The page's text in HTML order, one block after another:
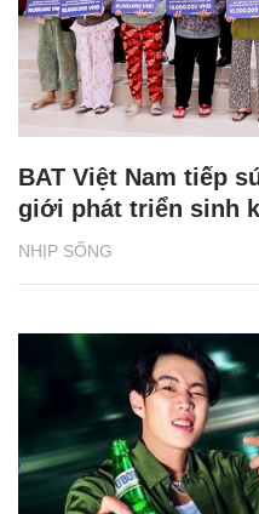
NHỊP SỐNG
BAT Việt Nam tiếp
giới phát triển sinh